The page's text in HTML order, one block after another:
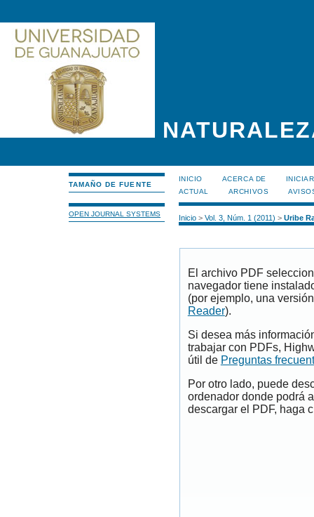
TAMAÑO DE FUENTE
OPEN JOURNAL SYSTEMS
INICIO ACERCA DE
ACTUAL
ARCHIVOS
Inicio> Vol. 3, Núm. 1 (2011) > Uribe
El archivo PDF
navegador tiene
(por ejemplo, una
Reader).
Si desea más
trabajar con PDFs,
útil de Preguntas
Por otro lado, puede
ordenador donde podrá
descargar el PDF, haga